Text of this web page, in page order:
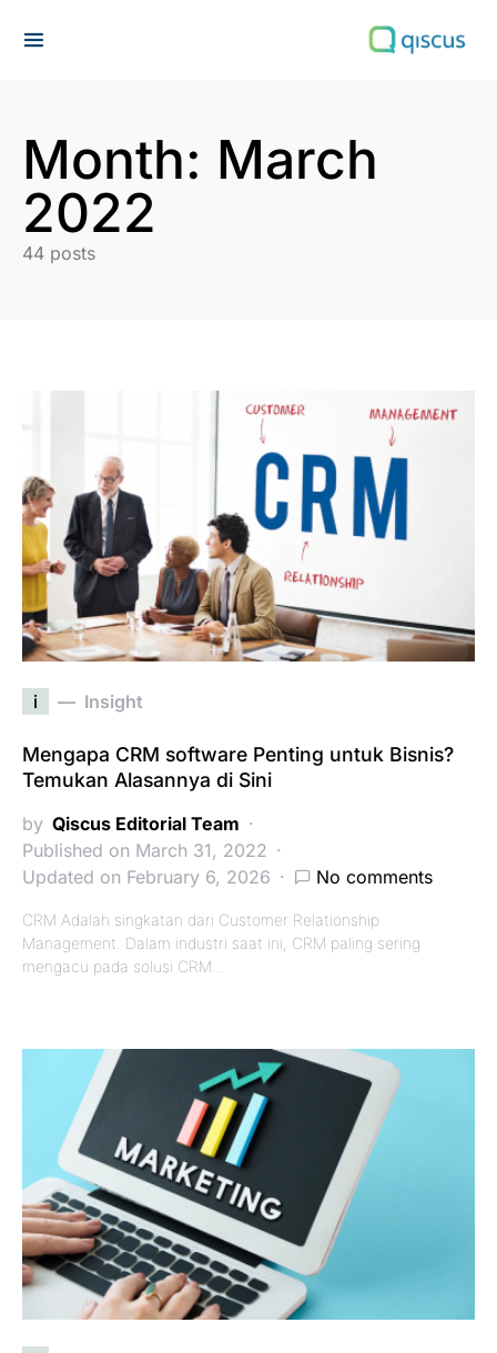
Month: March
2022
44 posts
i Insight
Mengapa CRM software Penting untuk Bisnis?
Temukan Alasannya di Sini
by Qiscus Editorial Team
Published on March 31, 2022
Updated on February 6, 2026
No comments
CRM Adalah singkatan dari Customer Relationship
Management. Dalam industri saat ini, CRM paling sering
mengacu pada solusi CRM…